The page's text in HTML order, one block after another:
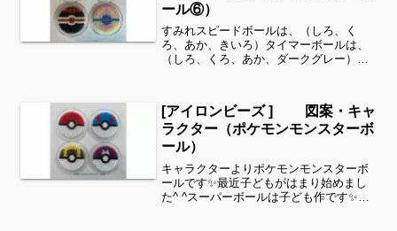
ール⑥）
すみれスピードボールは、（しろ、く
ろ、あか、きいろ）タイマーボールは、
（しろ、くろ、あか、ダークグレー）ゴ
ム、パステルあお、パステルむらさき、
さくらいろ）全てパーラービ...
[アイロンビーズ ] 図案・キャ
ラクター（ポケモンモンスターボ
ール）
キャラクターよりポケモンモンスターボ
ールです✨最近子どもがはまり始めまし
た^ ^スーパーボールは子ども作です✨キ